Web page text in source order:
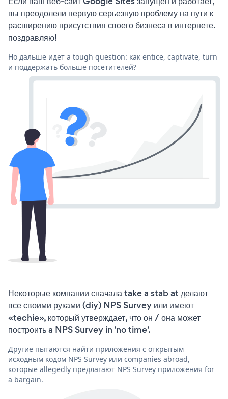
вы преодолели первую серьезную проблему на пути к
расширению присутствия своего бизнеса в интернете.
поздравляю!
Но дальше идет a tough question: как entice, captivate, turn
и поддержать больше посетителей?
Некоторые компании сначала take a stab at делают
все своими руками (diy) NPS Survey или имеют
«techie», который утверждает, что он / она может
построить a NPS Survey in 'no time'.
Другие пытаются найти приложения с открытым
исходным кодом NPS Survey или companies abroad,
которые allegedly предлагают NPS Survey приложения for
a bargain.